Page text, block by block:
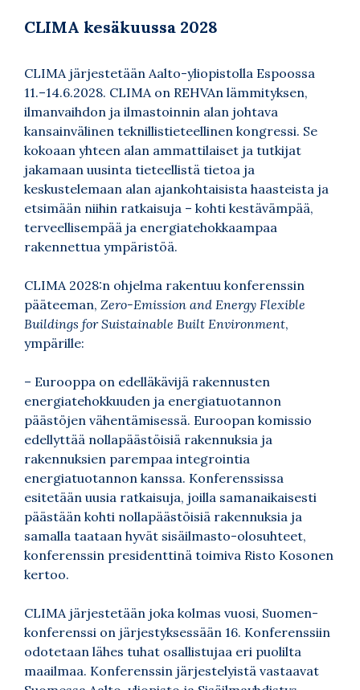
CLIMA kesäkuussa 2028
CLIMA järjestetään Aalto-yliopistolla Espoossa
11.–14.6.2028. CLIMA on REHVAn lämmityksen,
ilmanvaihdon ja ilmastoinnin alan johtava
kansainvälinen teknillistieteellinen kongressi. Se
kokoaan yhteen alan ammattilaiset ja tutkijat
jakamaan uusinta tieteellistä tietoa ja
keskustelemaan alan ajankohtaisista haasteista ja
etsimään niihin ratkaisuja – kohti kestävämpää,
terveellisempää ja energiatehokkaampaa
rakennettua ympäristöä.
CLIMA 2028:n ohjelma rakentuu konferenssin
pääteeman, Zero-Emission and Energy Flexible
Buildings for Suistainable Built Environment,
ympärille:
– Eurooppa on edelläkävijä rakennusten
energiatehokkuuden ja energiatuotannon
päästöjen vähentämisessä. Euroopan komissio
edellyttää nollapäästöisiä rakennuksia ja
rakennuksien parempaa integrointia
energiatuotannon kanssa. Konferenssissa
esitetään uusia ratkaisuja, joilla samanaikaisesti
päästään kohti nollapäästöisiä rakennuksia ja
samalla taataan hyvät sisäilmasto-olosuhteet,
konferenssin presidenttinä toimiva Risto Kosonen
kertoo.
CLIMA järjestetään joka kolmas vuosi, Suomen-
konferenssi on järjestyksessään 16. Konferenssiin
odotetaan lähes tuhat osallistujaa eri puolilta
maailmaa. Konferenssin järjestelyistä vastaavat